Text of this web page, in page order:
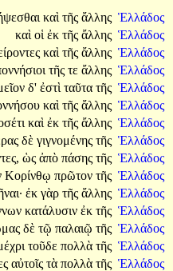
καὶ τῆς ἄλλης Ἑλλάδος
καὶ οἱ ἐκ τῆς ἄλλης Ἑλλάδος
καὶ τῆς ἄλλης Ἑλλάδος
τῆς τε ἄλλης Ἑλλάδος
δ' ἐστὶ ταῦτα τῆς Ἑλλάδος
καὶ τῆς ἄλλης Ἑλλάδος
καὶ ἐκ τῆς ἄλλης Ἑλλάδος
δὲ γιγνομένης τῆς Ἑλλάδος
ὡς ἀπὸ πάσης τῆς Ἑλλάδος
Κορίνθῳ πρῶτον τῆς Ἑλλάδος
ἐκ γὰρ τῆς ἄλλης Ἑλλάδος
κατάλυσιν ἐκ τῆς Ἑλλάδος
δὲ τῷ παλαιῷ τῆς Ἑλλάδος
τοῦδε πολλὰ τῆς Ἑλλάδος
αὐτοῖς τὰ πολλὰ τῆς Ἑλλάδος